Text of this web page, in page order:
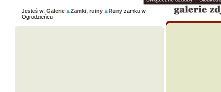
Jesteś w:Galerie Zamki, ruiny
Ruiny zamku w
Ogrodzieńcu